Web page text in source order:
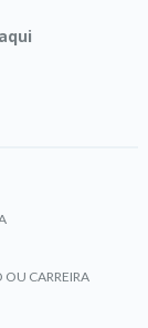
aqui
OU CARREIRA